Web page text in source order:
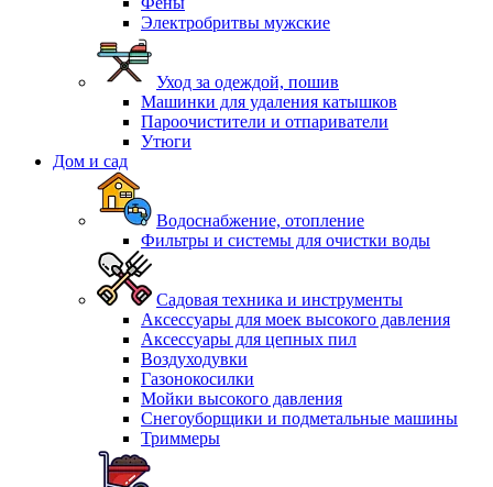
Электробритвы мужские
Уход за одеждой, пошив
Машинки для удаления катышков
Пароочистители и отпариватели
Утюги
Дом и сад
Водоснабжение, отопление
Фильтры и системы для очистки воды
Садовая техника и инструменты
Аксессуары для моек высокого давления
Аксессуары для цепных пил
Воздуходувки
Газонокосилки
Мойки высокого давления
Снегоуборщики и подметальные машины
Триммеры